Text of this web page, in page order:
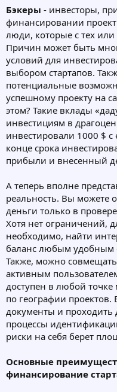
Бэкеры - инвесторы,
финансировании
люди, которые с тех
Причин может быть
условий для
выбором стартапов.
потенциальные
успешному проекту на
этом? Такие вклады
инвестициям в
инвестировали 1000 $
конце срока
прибыли и внесенный
А теперь вполне
реальность. Вы можете
деньги только в
Хотя нет ограничений,
необходимо, найти
баланс любым удобным
Также, можно
активным
доступен в любой
по географии проектов.
документы и проходить
процессы
риски на себя берет
Основные
финансирование